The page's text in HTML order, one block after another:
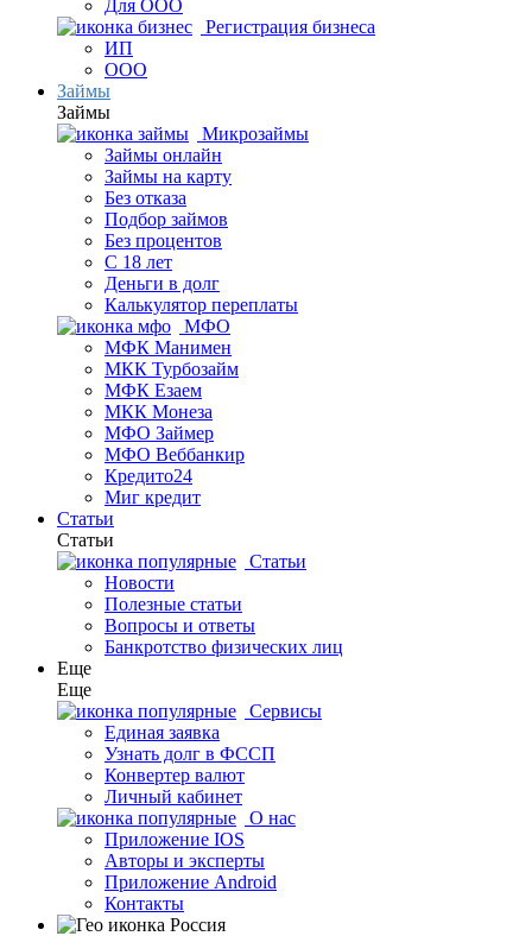
Для ООО
Регистрация бизнеса
ИП
ООО
Займы
Займы
Микрозаймы
Займы онлайн
Займы на карту
Без отказа
Подбор займов
Без процентов
С 18 лет
Деньги в долг
Калькулятор переплаты
МФО
МФК Манимен
МКК Турбозайм
МФК Езаем
МКК Монеза
МФО Займер
МФО Веббанкир
Кредито24
Миг кредит
Статьи
Статьи
Статьи
Новости
Полезные статьи
Вопросы и ответы
Банкротство физических лиц
Еще
Еще
Сервисы
Единая заявка
Узнать долг в ФССП
Конвертер валют
Личный кабинет
О нас
Приложение IOS
Авторы и эксперты
Приложение Android
Контакты
Россия